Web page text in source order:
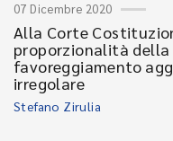
07 Dicembre 2020
Alla Corte
proporzionalità della
favoreggiamento
irregolare
Stefano Zirulia